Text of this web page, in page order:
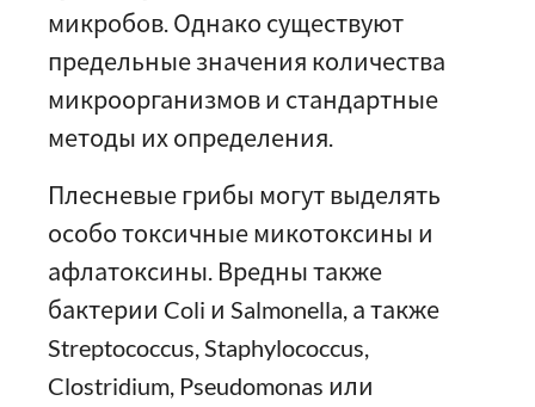
микробов. Однако существуют
предельные значения количества
микроорганизмов и стандартные
методы их определения.
Плесневые грибы могут выделять
особо токсичные микотоксины и
афлатоксины. Вредны также
бактерии Coli и Salmonella, а также
Streptococcus, Staphylococcus,
Clostridium, Pseudomonas или